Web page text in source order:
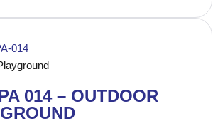
014 – OUTDOOR